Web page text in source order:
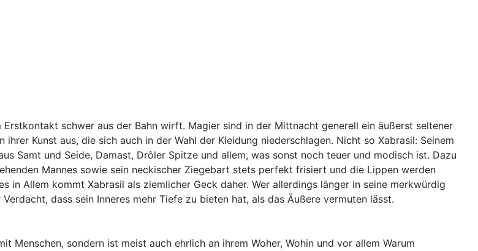
schwer aus der Bahn wirft. Magier sind in der Mittnacht generell ein äußerst seltener
Kunst aus, die sich auch in der Wahl der Kleidung niederschlagen. Nicht so Xabrasil: Seinem
Samt und Seide, Damast, Drôler Spitze und allem, was sonst noch teuer und modisch ist. Dazu
Mannes sowie sein neckischer Ziegebart stets perfekt frisiert und die Lippen werden
Allem kommt Xabrasil als ziemlicher Geck daher. Wer allerdings länger in seine merkwürdig
dass sein Inneres mehr Tiefe zu bieten hat, als das Äußere vermuten lässt.
sondern ist meist auch ehrlich an ihrem Woher, Wohin und vor allem Warum